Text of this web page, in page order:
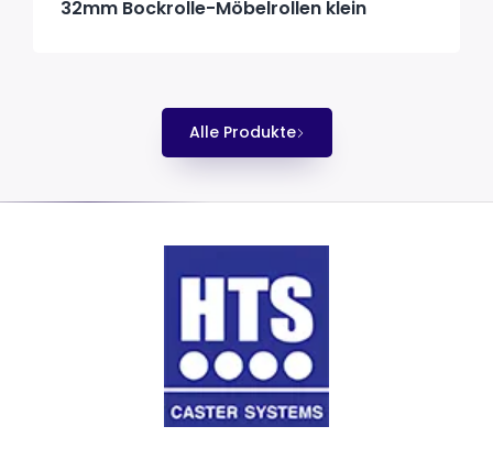
32mm Bockrolle-Möbelrollen klein
Alle Produkte